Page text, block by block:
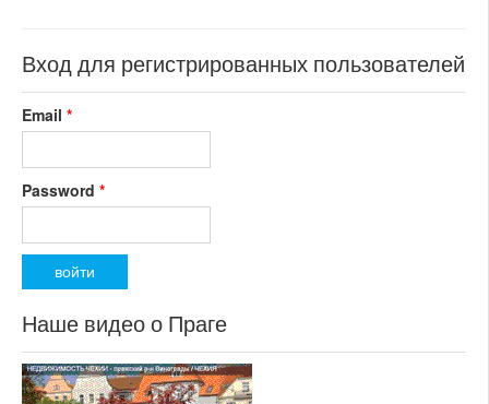
Вход для регистрированных пользователей
Email *
Password *
Наше видео о Праге